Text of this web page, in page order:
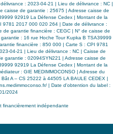
: 2023-04-21 | Lieu de délivrance : NC |
caisse de garantie : 25675 | Adresse caisse de
92919 La Défense Cedex | Montant de la
9781 2017 000 020 264 | Date de délivrance :
garantie financière : CEGC | N° de caisse de
: 16 rue Hoche Tour Kupka B TSA39999
financière : 850 000 | Carte S : CPI 9781
04-21 | Lieu de délivrance : NC | Caisse de
garantie : 02094SYN221 | Adresse caisse de
92919 La Défense Cedex | Montant de la
: GIE MEDIMMOCONSO | Adresse du
A – CS 25222 à 44505 LA BAULE CEDEX |
| Date d'obtention du label :
2024
financièrement indépendante